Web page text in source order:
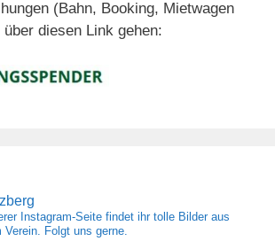
(Bahn, Booking, Mietwagen
diesen Link gehen:
Instagram-Seite findet ihr tolle Bilder aus
Verein. Folgt uns gerne.